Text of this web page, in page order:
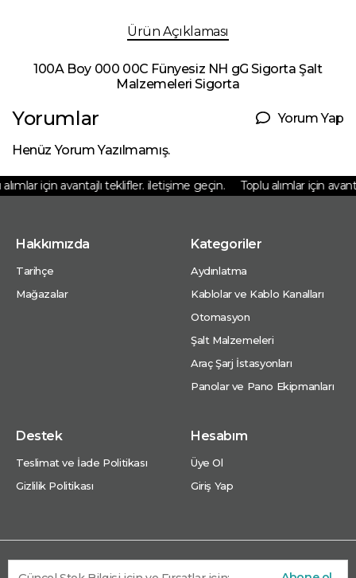
Ürün Açıklaması
100A Boy 000 00C Fünyesiz NH gG Sigorta Şalt
Malzemeleri Sigorta
Yorumlar Yorum Yap
Henüz Yorum Yazılmamış.
için avantajlı teklifler. iletişime geçin. Toplu alımlar için
Hakkımızda
Tarihçe
Mağazalar
Kategoriler
Aydınlatma
Kablolar ve Kablo Kanalları
Otomasyon
Şalt Malzemeleri
Araç Şarj İstasyonları
Panolar ve Pano Ekipmanları
Destek
Teslimat ve İade Politikası
Gizlilik Politikası
Hesabım
Üye Ol
Giriş Yap